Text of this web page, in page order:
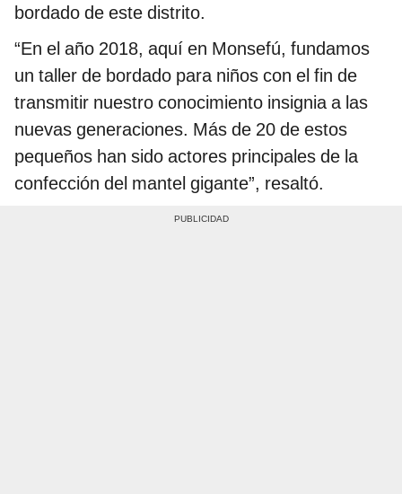
bordado de este distrito.
“En el año 2018, aquí en Monsefú, fundamos
un taller de bordado para niños con el fin de
transmitir nuestro conocimiento insignia a las
nuevas generaciones. Más de 20 de estos
pequeños han sido actores principales de la
confección del mantel gigante”, resaltó.